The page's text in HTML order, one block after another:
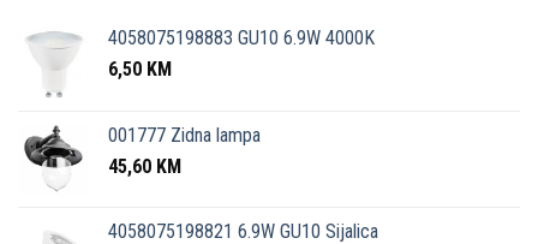
4058075198883 GU10 6.9W 4000K
6,50 KM
001777 Zidna lampa
45,60 KM
4058075198821 6.9W GU10 Sijalica